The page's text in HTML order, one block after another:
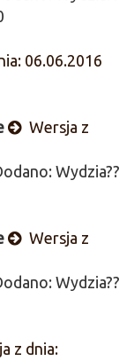
06.06.2016
Wersja z
Wydzia??
Wersja z
Wydzia??
z dnia: